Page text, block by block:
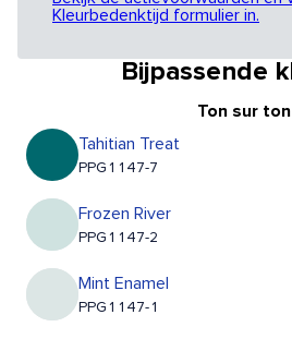
Kleurbedenktijd formulier in.
Bijpassende
Ton sur ton
Tahitian Treat
PPG1147-7
Frozen River
PPG1147-2
Mint Enamel
PPG1147-1